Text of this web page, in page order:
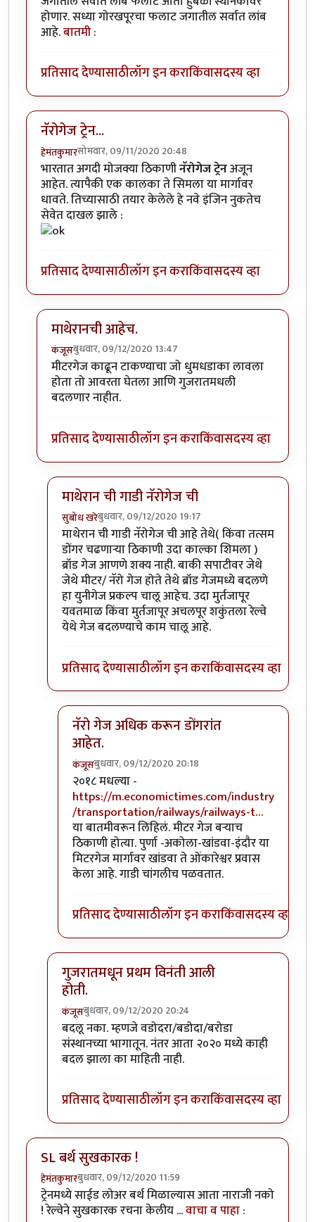
होणार. सध्या गोरखपूरचा फलाट जगातील सर्वात लांब
आहे.बातमी :
प्रतिसाद देण्यासाठीलॉग इन कराकिंवासदस्य व्हा
नॅरोगेज ट्रेन...
हेमंतकुमारसोमवार, 09/11/2020 20:48
भारतात अगदी मोजक्या ठिकाणीनॅरोगेज ट्रेनअजून
आहेत. त्यापैकी एक कालका ते सिमला या मार्गावर
धावते. तिच्यासाठी तयार केलेले हे नवे इंजिन नुकतेच
सेवेत दाखल झाले :
प्रतिसाद देण्यासाठीलॉग इन कराकिंवासदस्य व्हा
माथेरानची आहेच.
कंजूसबुधवार, 09/12/2020 13:47
In reply toनॅरोगेज ट्रेन...byहेमंतकुमार
मीटरगेज काढून टाकण्याचा जो धुमधडाका लावला
होता तो आवरता घेतला आणि गुजरातमधली
बदलणार नाहीत.
प्रतिसाद देण्यासाठीलॉग इन कराकिंवासदस्य व्हा
माथेरान ची गाडी नॅरोगेज ची
सुबोध खरेबुधवार, 09/12/2020 19:17
In reply toमाथेरानची आहेच.byकंजूस
माथेरान ची गाडी नॅरोगेज ची आहे तेथे( किंवा तत्सम
डोंगर चढणाऱ्या ठिकाणी उदा काल्का शिमला )
ब्रॉड गेज आणणे शक्य नाही. बाकी सपाटीवर जेथे
जेथे मीटर/ नॅरो गेज होते तेथे ब्रॉड गेजमध्ये बदलणे
हा युनीगेज प्रकल्प चालू आहेच. उदा मुर्तजापूर
यवतमाळ किंवा मुर्तजापूर अचलपूर शकुंतला रेल्वे
येथे गेज बदलण्याचे काम चालू आहे.
प्रतिसाद देण्यासाठीलॉग इन कराकिंवासदस्य व्हा
नॅरो गेज अधिक करून डोंगरांत
आहेत.
कंजूसबुधवार, 09/12/2020 20:18
In reply toमाथेरान ची गाडी नॅरोगेज ची
२०१८ मधल्या -
https://m.economictimes.com/industry
/transportation/railways/railways-t…
या बातमीवरून लिहिलं. मीटर गेज बऱ्याच
ठिकाणी होत्या. पुर्णा -अकोला-खांडवा-इंदौर या
मिटरगेज मार्गावर खांडवा ते ओंकारेश्वर प्रवास
केला आहे. गाडी चांगलीच पळवतात.
प्रतिसाद देण्यासाठीलॉग इन कराकिंवासदस्य व्हा
गुजरातमधून प्रथम विनंती आली
होती.
कंजूसबुधवार, 09/12/2020 20:24
In reply toमाथेरानची आहेच.byकंजूस
बदलू नका. म्हणजे वडोदरा/बडोदा/बरोडा
संस्थानच्या भागातून. नंतर आता २०२० मध्ये काही
बदल झाला का माहिती नाही.
प्रतिसाद देण्यासाठीलॉग इन कराकिंवासदस्य व्हा
SL बर्थ सुखकारक !
हेमंतकुमारबुधवार, 09/12/2020 11:59
ट्रेनमध्ये साईड लोअर बर्थ मिळाल्यास आता नाराजी नको
! रेल्वेने सुखकारक रचना केलीय ...वाचा व पाहा :